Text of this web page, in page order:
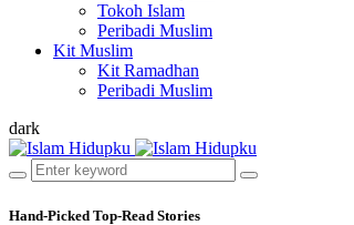
Tokoh Islam
Peribadi Muslim
Kit Muslim
Kit Ramadhan
Peribadi Muslim
dark
Hand-Picked Top-Read Stories